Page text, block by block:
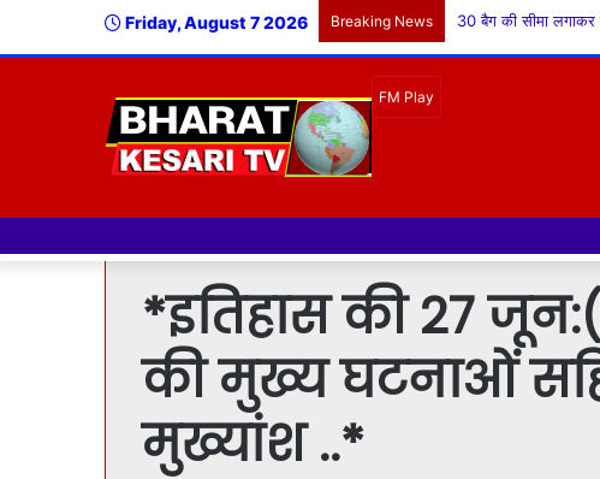
Friday, August 7 2026 Breaking News
नमस्कार
*इतिहास की 27
की मुख्य घटनाओं
मुख्यांश ..*